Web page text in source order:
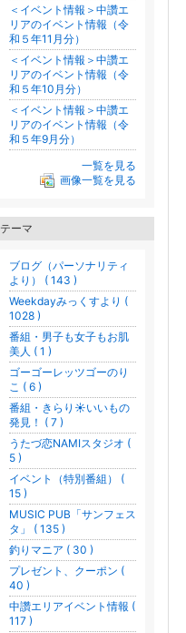
＜イベント情報＞中讚エ
リアのイベント情報（令
和５年11月分）
＜イベント情報＞中讚エ
リアのイベント情報（令
和５年10月分）
＜イベント情報＞中讚エ
リアのイベント情報（令
和５年9月分）
一覧を見る
画像一覧を見る
テーマ
ブログ（パーソナリティ
より） ( 143 )
Weekdayみっくすより (
1028 )
番組・男子も女子もお肌
美人 ( 1 )
ゴーゴーレッツゴーのり
こ ( 6 )
番組・きらり☀いいもの
発見！ ( 7 )
うたづ恋NAMIスタジオ (
5 )
イベント（特別番組） (
15 )
MUSIC PUB「サンフェス
タ」 ( 135 )
釣りマニア ( 30 )
プレゼント、クーポン (
40 )
中讚エリアイベント情報 (
117 )